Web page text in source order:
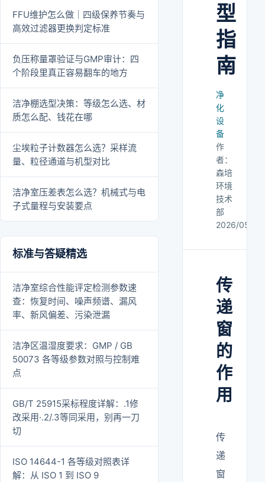
FFU维护怎么做｜四级保养节奏与
高效过滤器更换判定标准
负压称量罩验证与GMP审计：四
个阶段里真正容易翻车的地方
洁净棚选型决策：等级怎么选、材
质怎么配、钱花在哪
尘埃粒子计数器怎么选？采样流
量、粒径通道与机型对比
洁净室压差表怎么选？机械式与电
子式量程与安装要点
标准与答疑精选
洁净室综合性能评定检测参数速
查：恢复时间、噪声频谱、漏风
率、新风偏差、污染泄漏
洁净区温湿度要求：GMP / GB
50073 各等级参数对照与控制难
点
GB/T 25915采标程度详解：.1修
改采用·.2/.3等同采用，别再一刀
切
ISO 14644-1 各等级对照表详
解：从 ISO 1 到 ISO 9
型
指
南
净
化
设
备
作
者：
森培
环境
技术
部
2026/05/21
传
递
窗
的
作
用
传
递
窗